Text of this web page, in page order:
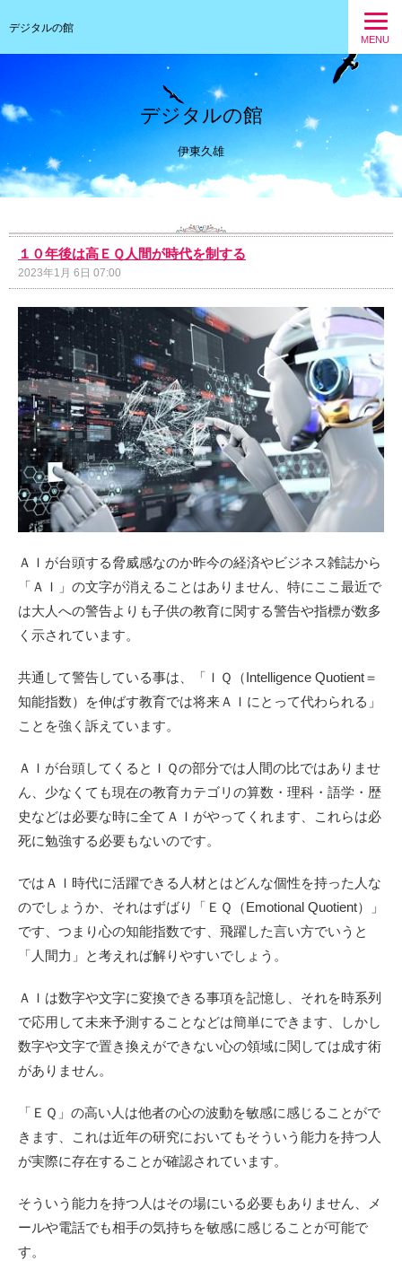
デジタルの館
MENU
デジタルの館
伊東久雄
１０年後は高ＥＱ人間が時代を制する
2023年1月 6日 07:00
ＡＩが台頭する脅威感なのか昨今の経済やビジネス雑誌から
「ＡＩ」の文字が消えることはありません、特にここ最近で
は大人への警告よりも子供の教育に関する警告や指標が数多
く示されています。
共通して警告している事は、「ＩＱ（Intelligence Quotient＝
知能指数）を伸ばす教育では将来ＡＩにとって代わられる」
ことを強く訴えています。
ＡＩが台頭してくるとＩＱの部分では人間の比ではありませ
ん、少なくても現在の教育カテゴリの算数・理科・語学・歴
史などは必要な時に全てＡＩがやってくれます、これらは必
死に勉強する必要もないのです。
ではＡＩ時代に活躍できる人材とはどんな個性を持った人な
のでしょうか、それはずばり「ＥＱ（Emotional Quotient）」
です、つまり心の知能指数です、飛躍した言い方でいうと
「人間力」と考えれば解りやすいでしょう。
ＡＩは数字や文字に変換できる事項を記憶し、それを時系列
で応用して未来予測することなどは簡単にできます、しかし
数字や文字で置き換えができない心の領域に関しては成す術
がありません。
「ＥＱ」の高い人は他者の心の波動を敏感に感じることがで
きます、これは近年の研究においてもそういう能力を持つ人
が実際に存在することが確認されています。
そういう能力を持つ人はその場にいる必要もありません、メ
ールや電話でも相手の気持ちを敏感に感じることが可能で
す。